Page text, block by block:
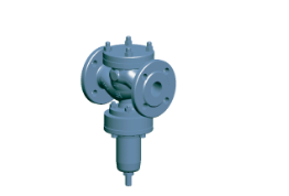
액체/가스용 직